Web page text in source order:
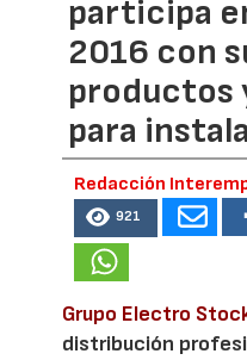
participa
2016 con
productos
para
Redacción
921
Grupo Electro
distribución